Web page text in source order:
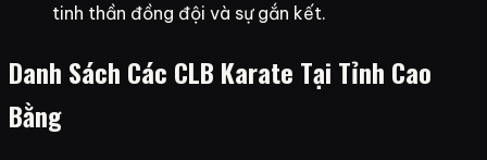
tinh thần đồng đội và sự gắn kết.
Danh Sách Các CLB Karate Tại Tỉnh Cao
Bằng